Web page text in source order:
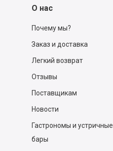
О нас
Почему мы?
Заказ и доставка
Легкий возврат
Отзывы
Поставщикам
Новости
Гастрономы и устричные
бары